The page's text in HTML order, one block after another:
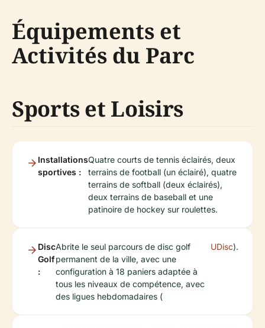
Équipements et
Activités du Parc
Sports et Loisirs
Installations
sportives :
Quatre courts de tennis éclairés, deux
terrains de football (un éclairé), quatre
terrains de softball (deux éclairés),
deux terrains de baseball et une
patinoire de hockey sur roulettes.
Disc
Golf
:
Abrite le seul parcours de disc golf
permanent de la ville, avec une
configuration à 18 paniers adaptée à
tous les niveaux de compétence, avec
des ligues hebdomadaires (
UDisc).